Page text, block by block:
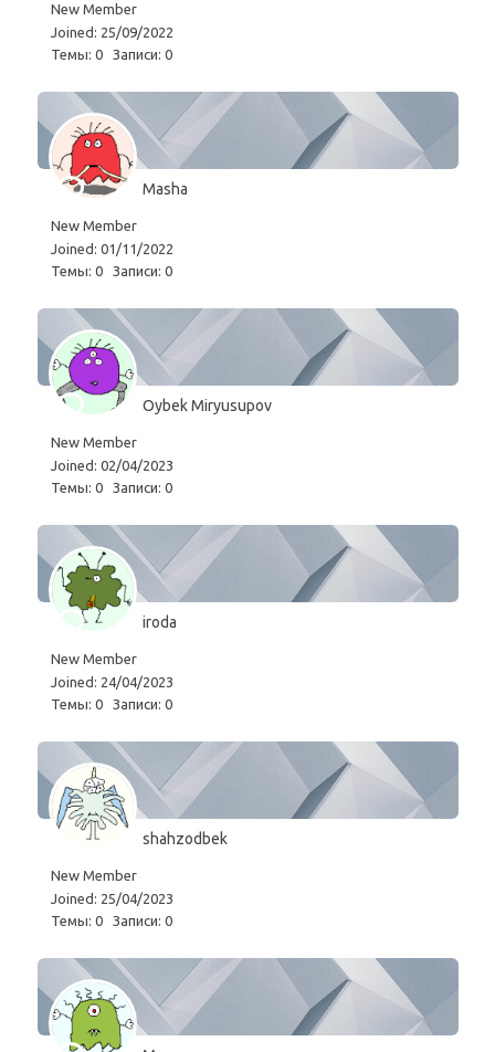
New Member
Joined: 25/09/2022
Темы: 0
Записи: 0
Masha
New Member
Joined: 01/11/2022
Темы: 0
Записи: 0
Oybek Miryusupov
New Member
Joined: 02/04/2023
Темы: 0
Записи: 0
iroda
New Member
Joined: 24/04/2023
Темы: 0
Записи: 0
shahzodbek
New Member
Joined: 25/04/2023
Темы: 0
Записи: 0